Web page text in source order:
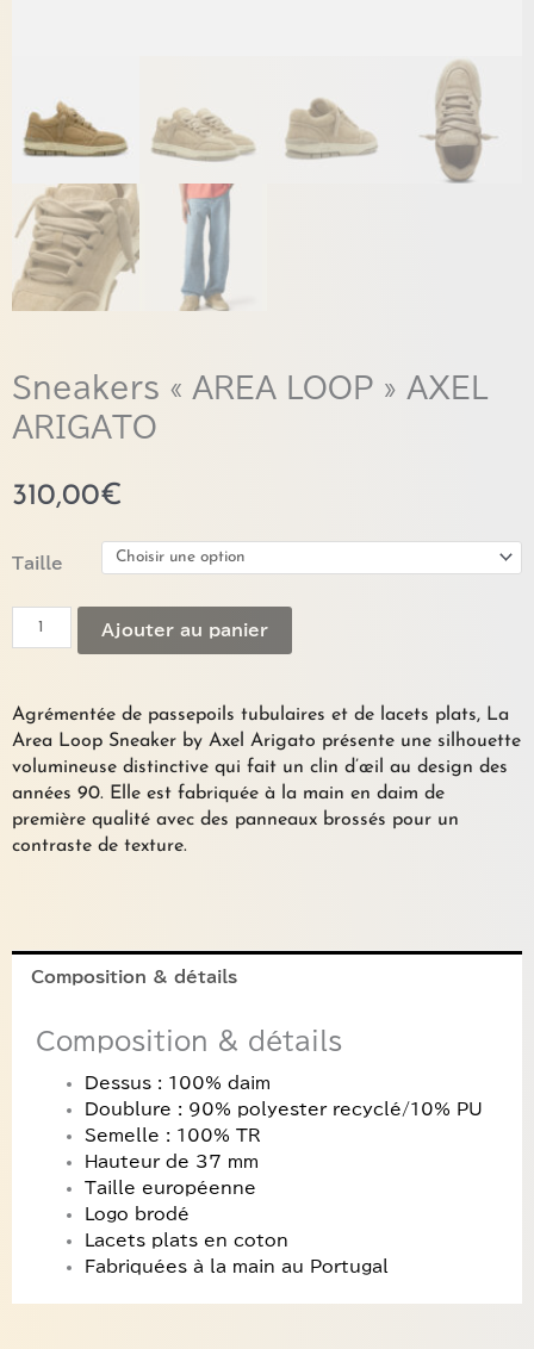
Sneakers « AREA LOOP » AXEL
ARIGATO
310,00€
Taille
quantité
Sneakers
"AREA
ARIGATO
Ajouter au panier
Agrémentée de passepoils tubulaires et de lacets plats, La
Area Loop Sneaker by Axel Arigato présente une silhouette
volumineuse distinctive qui fait un clin d’œil au design des
années 90. Elle est fabriquée à la main en daim de
première qualité avec des panneaux brossés pour un
contraste de texture.
Composition & détails
Composition & détails
Dessus : 100% daim
Doublure : 90% polyester recyclé/10% PU
Semelle : 100% TR
Hauteur de 37 mm
Taille européenne
Logo brodé
Lacets plats en coton
Fabriquées à la main au Portugal